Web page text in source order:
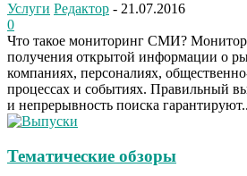
Услуги Редактор - 21.07.2016
0
Что такое мониторинг СМИ?
получения открытой информации о
компаниях, персоналиях,
процессах и событиях. Правильный
и непрерывность поиска
Тематические обзоры